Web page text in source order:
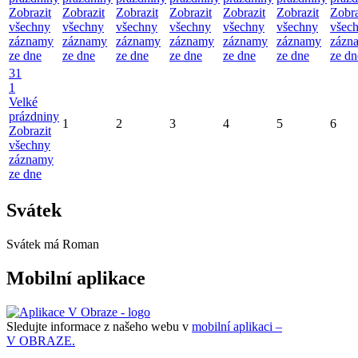
Zobrazit
všechny
záznamy
ze dne
Zobrazit
všechny
záznamy
ze dne
Zobrazit
všechny
záznamy
ze dne
Zobrazit
všechny
záznamy
ze dne
Zobrazit
všechny
záznamy
ze dne
Zobrazit
všechny
záznamy
ze dne
ze
31
1
Velké
prázdniny
Zobrazit
všechny
záznamy
ze dne
1 2 3 4 5 6
Svátek
Svátek má Roman
Mobilní aplikace
Sledujte informace z našeho webu v mobilní aplikaci –
V OBRAZE.